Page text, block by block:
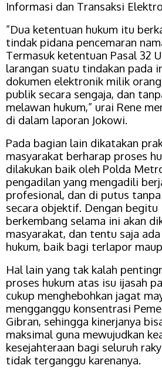
Informasi dan Transaksi
”Dua ketentuan hukum itu
tindak pidana pencemaran
Termasuk ketentuan Pasal 32
larangan suatu tindakan pada
dokumen elektronik milik
publik secara sengaja, dan
melawan hukum,” urai Rene
di dalam laporan Jokowi.
Pada bagian lain dikatakan
masyarakat berharap proses
dilakukan baik oleh Polda
pengadilan yang mengadili
profesional, dan di putus
secara objektif. Dengan begitu
berkembang selama ini akan
masyarakat, dan tentu saja
hukum, baik bagi terlapor
Hal lain yang tak kalah
proses hukum atas isu ijasah
cukup menghebohkan jagat
mengganggu konsentrasi
Gibran, sehingga kinerjanya
maksimal guna mewujudkan
kesejahteraan bagi seluruh
tidak terganggu karenanya.